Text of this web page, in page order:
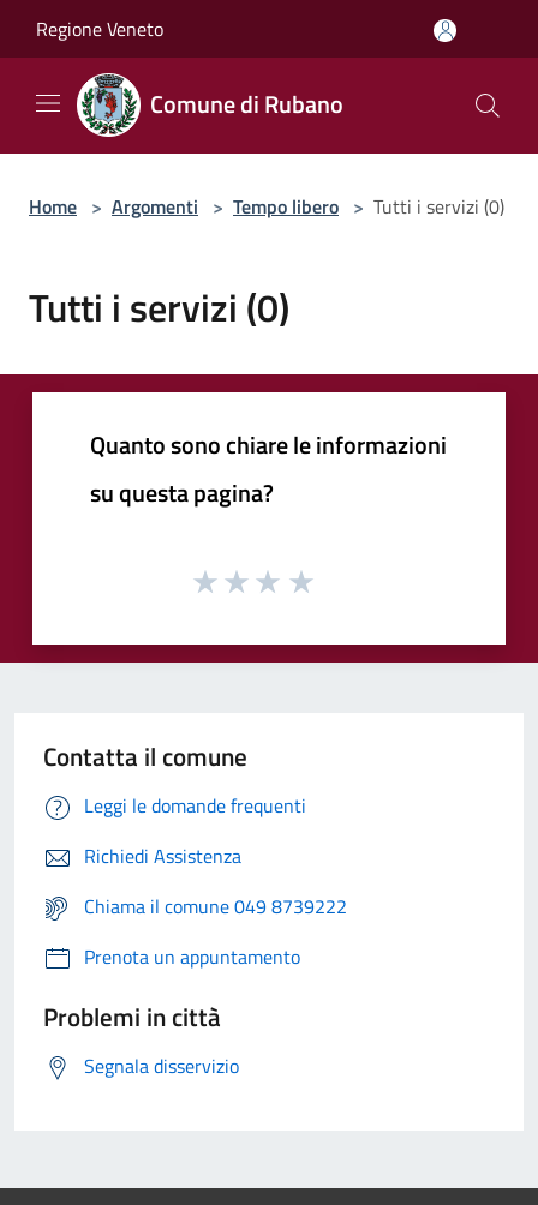
Regione Veneto
Comune di Rubano
Home > Argomenti > Tempo libero > Tutti i servizi (0)
Tutti i servizi (0)
Quanto sono chiare le informazioni
su questa pagina?
Contatta il comune
Leggi le domande frequenti
Richiedi Assistenza
Chiama il comune 049 8739222
Prenota un appuntamento
Problemi in città
Segnala disservizio